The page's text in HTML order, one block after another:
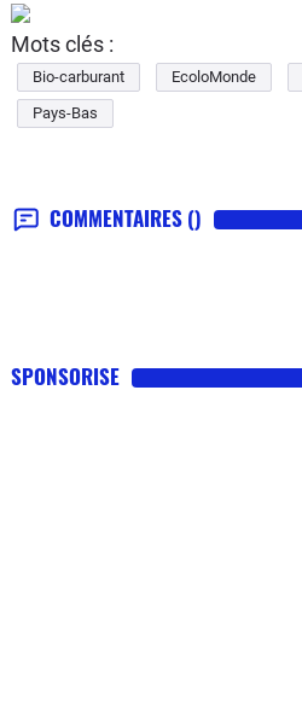
Mots clés :
Bio-carburant EcoloMonde
Pays-Bas
COMMENTAIRES ()
SPONSORISE